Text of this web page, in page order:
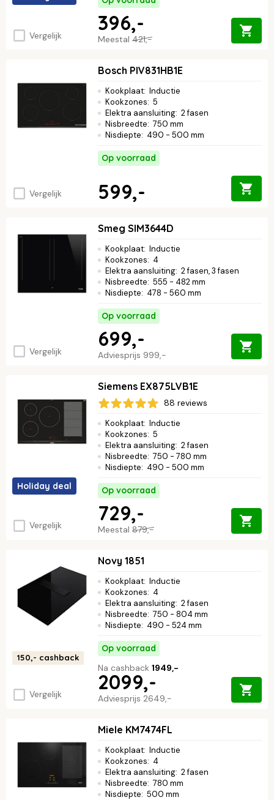
Vergelijk Meestal 421,-
396,-
Vergelijk
Bosch PIV831HB1E
Kookplaat: Inductie
Kookzones: 5
Elektra aansluiting: 2 fasen
Nisbreedte: 750 mm
Nisdiepte: 490 - 500 mm
Op voorraad
599,-
Vergelijk
Smeg SIM3644D
Kookplaat: Inductie
Kookzones: 4
Elektra aansluiting: 2 fasen, 3 fasen
Nisbreedte: 555 - 482 mm
Nisdiepte: 478 - 560 mm
Op voorraad
Adviesprijs 999,-
699,-
Holiday deal
Vergelijk
Siemens EX875LVB1E
88 reviews
Kookplaat: Inductie
Kookzones: 5
Elektra aansluiting: 2 fasen
Nisbreedte: 750 - 780 mm
Nisdiepte: 490 - 500 mm
Op voorraad
Meestal 879,-
729,-
150,- cashback
Vergelijk
Novy 1851
Kookplaat: Inductie
Kookzones: 4
Elektra aansluiting: 2 fasen
Nisbreedte: 750 - 804 mm
Nisdiepte: 490 - 524 mm
Op voorraad
Adviesprijs 2649,-
2099,-
Na cashback 1949,-
Miele KM7474FL
Kookplaat: Inductie
Kookzones: 4
Elektra aansluiting: 2 fasen
Nisbreedte: 780 mm
Nisdiepte: 500 mm